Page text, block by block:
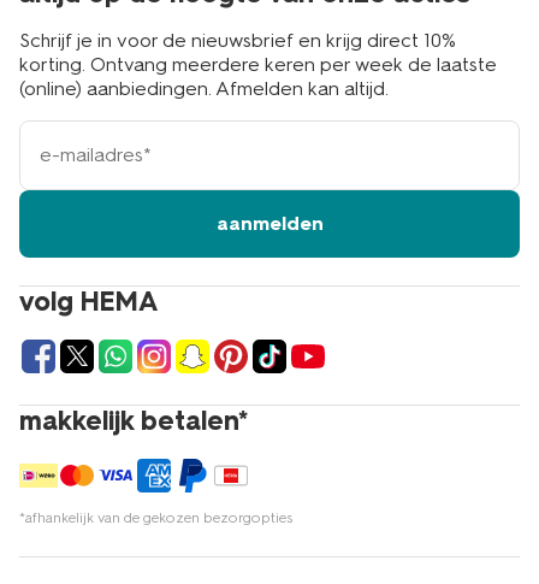
volg HEMA
makkelijk betalen*
*afhankelijk van de gekozen bezorgopties
Schrijf je in voor de nieuwsbrief en krijg direct 10%
korting. Ontvang meerdere keren per week de laatste
(online) aanbiedingen. Afmelden kan altijd.
e-
mailadres
aanmelden